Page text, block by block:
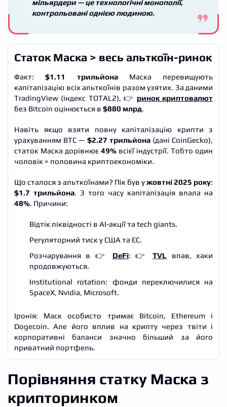
мільярдери — це технологічні монополії,
контрольовані однією людиною.
Статок Маска > весь альткоїн-ринок
Факт:$1.11 трильйонаМаска перевищують
капіталізацію всіх альткоїнів разом узятих. За даними
TradingView (індекс TOTAL2), 👉 ринок криптовалют
без Bitcoin оцінюється в $880 млрд.
Навіть якщо взяти повну капіталізацію крипти з
урахуванням BTC — $2.27 трильйона(дані CoinGecko),
статок Маска дорівнює 49% всієї індустрії. Тобто один
чоловік = половина криптоекономіки.
Що сталося з альткоїнами? Пік був ужовтні 2025 року:
$1.7 трильйона. З того часу капіталізація впала на
48%. Причини:
Відтік ліквідності в AI-акції та tech giants.
Регуляторний тиск у США та ЄС.
Розчарування в 👉 DeFi: 👉TVL впав, хаки
продовжуються.
Institutional rotation: фонди переключилися на
SpaceX, Nvidia, Microsoft.
Іронія: Маск особисто тримає Bitcoin, Ethereum і
Dogecoin. Але його вплив на крипту через твіти і
корпоративні баланси значно більший за його
приватний портфель.
Порівняння статку Маска з
крипторинком